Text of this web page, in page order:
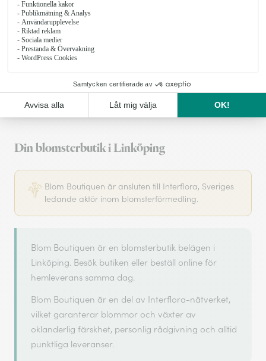
Din blomsterbutik i Linköping
Blom Boutiquen är ansluten till Interflora, Sveriges
ledande aktör inom blomsterförmedling.
Blom Boutiquen är en blomsterbutik belägen i
Linköping. Besök butiken eller beställ online för
hemleverans samma dag.
Blom Boutiquen är en del av Interflora-nätverket,
vilket garanterar blommor och växter av
oklanderlig färskhet, personlig rådgivning och alltid
punktliga leveranser.